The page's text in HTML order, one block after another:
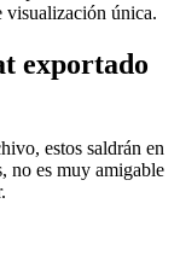
visualización única.
exportado
estos saldrán en
no es muy amigable